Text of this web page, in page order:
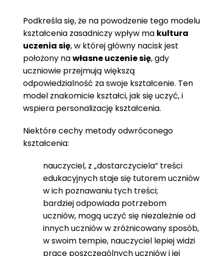
Podkreśla się, że na powodzenie tego modelu
kształcenia zasadniczy wpływ ma kultura
uczenia się, w której główny nacisk jest
położony nawłasne uczenie się, gdy
uczniowie przejmują większą
odpowiedzialność za swoje kształcenie. Ten
model znakomicie kształci, jak się uczyć, i
wspiera personalizację kształcenia.
Niektóre cechy metody odwróconego
kształcenia:
nauczyciel, z „dostarczyciela” treści
edukacyjnych staje się tutorem uczniów
w ich poznawaniu tych treści;
bardziej odpowiada potrzebom
uczniów, mogą uczyć się niezależnie od
innych uczniów w zróżnicowany sposób,
w swoim tempie, nauczyciel lepiej widzi
prace poszczególnych uczniów i jej